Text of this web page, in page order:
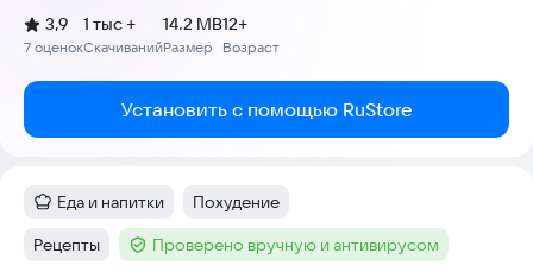
Рейтинг:
3,9
(
7 оценок
)
Скачиваний
1 тыс +
Размер
14.2 MB
Возраст
12+
Установить с помощью RuStore
Категория:
Еда и напитки Тег:
Похудение
Тег:
Рецепты Тег :Проверено вручную и антивирусом